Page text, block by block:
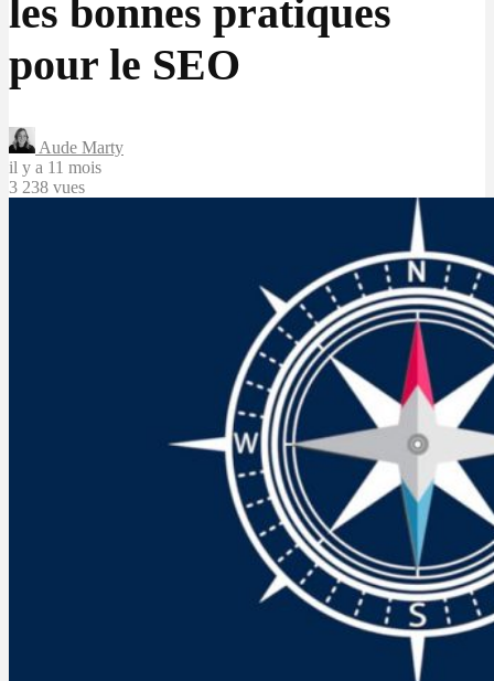
les bonnes pratiques
pour le SEO
Aude Marty
il y a 11 mois
3 238 vues